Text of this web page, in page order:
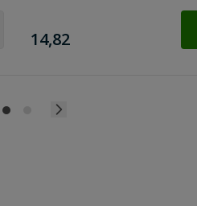
€
14,82